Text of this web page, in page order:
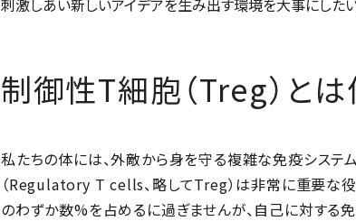
刺激しあい新しいアイデアを生み出す環境を大事にしたい
制御性T細胞（Treg）と
私たちの体には、外敵から身を守る複雑な免疫システ
（Regulatory T cells、略してTreg）は非常に重要な
のわずか数%を占めるに過ぎませんが、自己に対す